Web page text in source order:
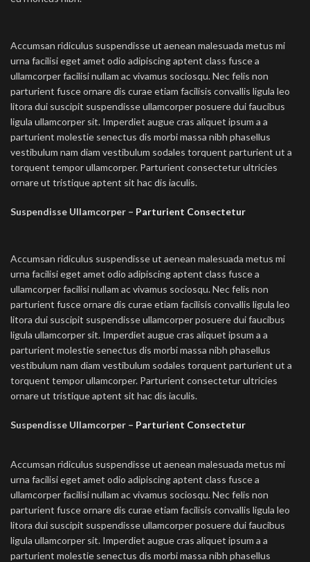
Accumsan ridiculus suspendisse ut aenean malesuada metus mi
urna facilisi eget amet odio adipiscing aptent class fusce a
ullamcorper facilisi nullam ac vivamus sociosqu. Nec felis non
parturient fusce ornare dis curae etiam facilisis convallis ligula leo
litora dui suscipit suspendisse ullamcorper posuere dui faucibus
ligula ullamcorper sit. Imperdiet augue cras aliquet ipsum a a
parturient molestie senectus dis morbi massa nibh phasellus
vestibulum nam diam vestibulum sodales torquent parturient ut a
torquent tempor ullamcorper. Parturient consectetur ultricies
ornare ut tristique aptent sit hac dis iaculis.
Suspendisse Ullamcorper – Parturient Consectetur
Accumsan ridiculus suspendisse ut aenean malesuada metus mi
urna facilisi eget amet odio adipiscing aptent class fusce a
ullamcorper facilisi nullam ac vivamus sociosqu. Nec felis non
parturient fusce ornare dis curae etiam facilisis convallis ligula leo
litora dui suscipit suspendisse ullamcorper posuere dui faucibus
ligula ullamcorper sit. Imperdiet augue cras aliquet ipsum a a
parturient molestie senectus dis morbi massa nibh phasellus
vestibulum nam diam vestibulum sodales torquent parturient ut a
torquent tempor ullamcorper. Parturient consectetur ultricies
ornare ut tristique aptent sit hac dis iaculis.
Suspendisse Ullamcorper – Parturient Consectetur
Accumsan ridiculus suspendisse ut aenean malesuada metus mi
urna facilisi eget amet odio adipiscing aptent class fusce a
ullamcorper facilisi nullam ac vivamus sociosqu. Nec felis non
parturient fusce ornare dis curae etiam facilisis convallis ligula leo
litora dui suscipit suspendisse ullamcorper posuere dui faucibus
ligula ullamcorper sit. Imperdiet augue cras aliquet ipsum a a
parturient molestie senectus dis morbi massa nibh phasellus